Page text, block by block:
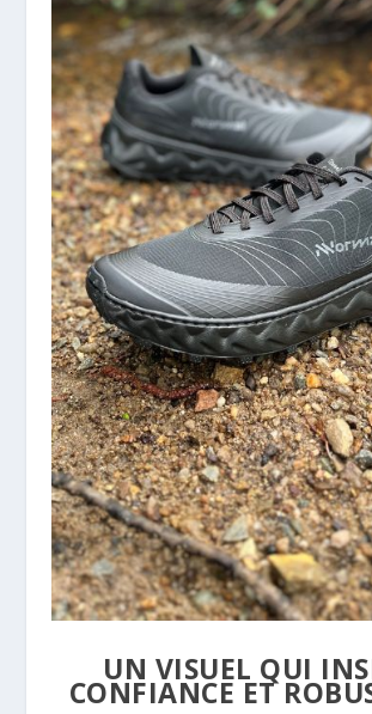
UN VISUEL QUI
CONFIANCE ET